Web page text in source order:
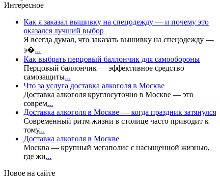
Интересное
Как я заказал вышивку на спецодежду — и почему это
оказался лучший выбор
Я всегда думал, что заказать вышивку на спецодежду —
э�...
Как выбрать перцовый баллончик для самообороны
Перцовый баллончик — эффективное средство
самозащиты...
Что за услуга доставка алкоголя в Москве
Доставка алкоголя круглосуточно в Москве — это
соврем...
Доставка алкоголя в Москве — когда праздник затянулся
Современный ритм жизни в столице часто приводит к
тому...
Доставка алкоголя в Москве
Москва — крупный мегаполис с насыщенной жизнью,
где жи...
Новое на сайте